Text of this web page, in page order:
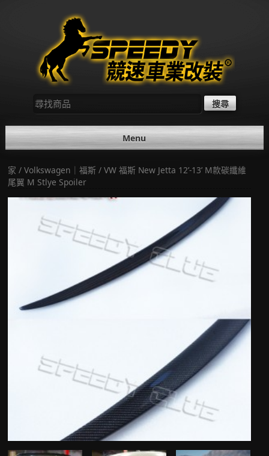
尋
找：
Menu
家 / Volkswagen｜福斯/ VW 福斯 New Jetta 12’-13’ M款碳纖維
尾翼 M Stlye Spoiler